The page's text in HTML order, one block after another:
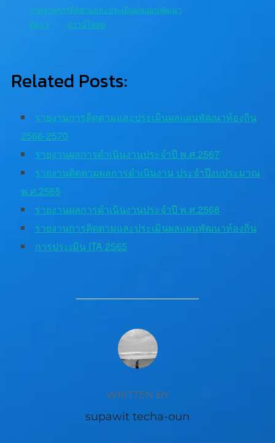
รายงานการติดตามและประเมินผลแผนพัฒนา
ท้อง-1
ดาวน์โหลด
Related Posts:
รายงานการติดตามและประเมินผลแผนพัฒนาท้องถิ่น
2566-2570
รายงานผลการดำเนินงานประจำปี พ.ศ.2567
รายงานติดตามผลการดำเนินงาน ประจำปีงบประมาณ
พ.ศ.2565
รายงานผลการดำเนินงานประจำปี พ.ศ.2568
รายงานการติดตามและประเมินผลแผนพัฒนาท้องถิ่น
การประเมิน ITA 2565
POST AUTHOR
WRITTEN BY
supawit techa-oun